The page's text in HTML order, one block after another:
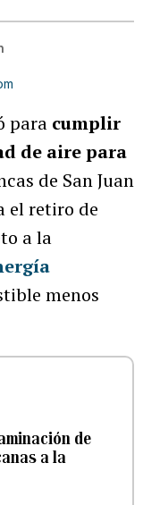
para cumplir
de aire para
de San Juan
el retiro de
a la
menos
de
a la